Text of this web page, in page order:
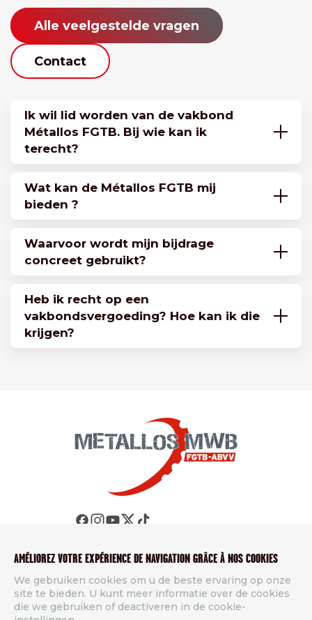
Alle veelgestelde vragen
Contact
Ik wil lid worden van de vakbond
Métallos FGTB. Bij wie kan ik
terecht?
Wat kan de Métallos FGTB mij
bieden ?
Waarvoor wordt mijn bijdrage
concreet gebruikt?
Heb ik recht op een
vakbondsvergoeding? Hoe kan ik die
krijgen?
Métallos FGTB
Rue de Namur 49, 5000 Beez
Tel+32 81 26 51 11
AMÉLIOREZ VOTRE EXPÉRIENCE DE NAVIGATION GRÂCE À NOS COOKIES
We gebruiken cookies om u de beste ervaring op onze
site te bieden. U kunt meer informatie over de cookies
die we gebruiken of deactiveren in de cookie-